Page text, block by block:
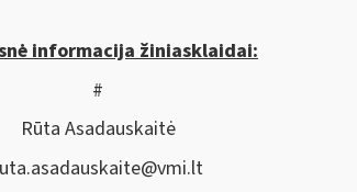
informacija žiniasklaidai:
#
Rūta Asadauskaitė